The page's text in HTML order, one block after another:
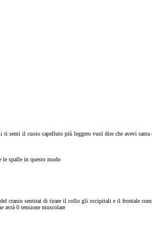
senti il cuoio capelluto più leggero vuol dire che avevi
le spalle in questo modo
del cranio sentirai di tirare il collo gli occipitali e il frontale
avrà 0 tensione muscolare